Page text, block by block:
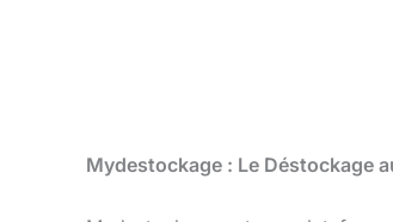
Mydestockage : Le Déstockage